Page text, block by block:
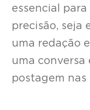
essencial
precisão, seja
uma redação
uma conversa
postagem nas